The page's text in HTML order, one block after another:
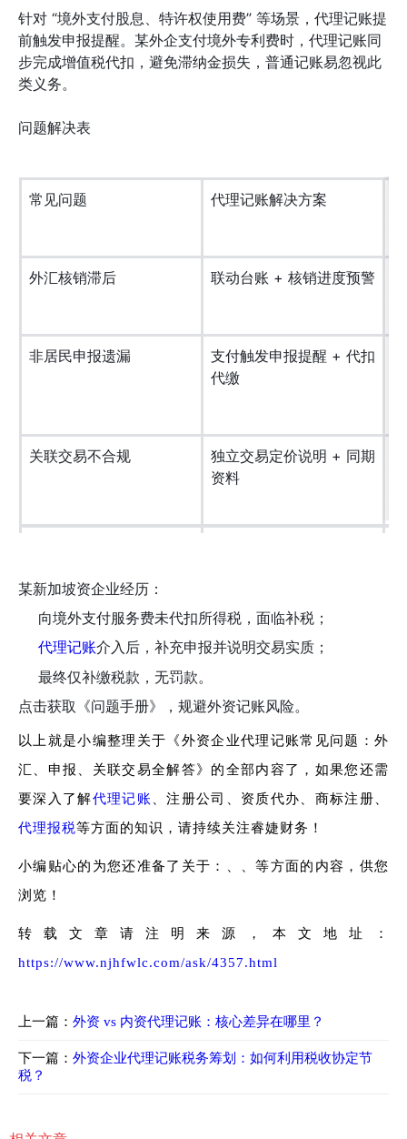
针对 “境外支付股息、特许权使用费” 等场景，代理记账提
前触发申报提醒。某外企支付境外专利费时，代理记账同
步完成增值税代扣，避免滞纳金损失，普通记账易忽视此
类义务。
问题解决表
常见问题 代理记账解决方案
外汇核销滞后 联动台账 + 核销进度预警
非居民申报遗漏
支付触发申报提醒 + 代扣
代缴
关联交易不合规
独立交易定价说明 + 同期
资料
某新加坡资企业经历：
向境外支付服务费未代扣所得税，面临补税；
代理记账介入后，补充申报并说明交易实质；
最终仅补缴税款，无罚款。
点击获取《问题手册》，规避外资记账风险。
以上就是小编整理关于《外资企业代理记账常见问题：外
汇、申报、关联交易全解答》的全部内容了，如果您还需
要深入了解代理记账
、注册公司、资质代办、商标注册、
代理报税等方面的知识，请持续关注睿婕财务！
小编贴心的为您还准备了关于：、、等方面的内容，供您
浏览！
转载文章请注明来源，本文地址：
https://www.njhfwlc.com/ask/4357.html
上一篇： 外资 vs 内资代理记账：核心差异在哪里？
下一篇： 外资企业代理记账税务筹划：如何利用税收协定节
税？